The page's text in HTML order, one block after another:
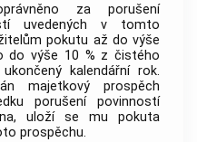
za porušení
uvedených v tomto
pokutu až do výše
do výše 10 % z čistého
kalendářní rok.
majetkový prospěch
porušení povinností
uloží se mu pokuta
prospěchu.